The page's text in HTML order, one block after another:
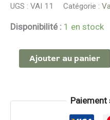
UGS : VAI 11 Catégorie :
Disponibilité : 1 en stock
Ajouter au panier
Paiement